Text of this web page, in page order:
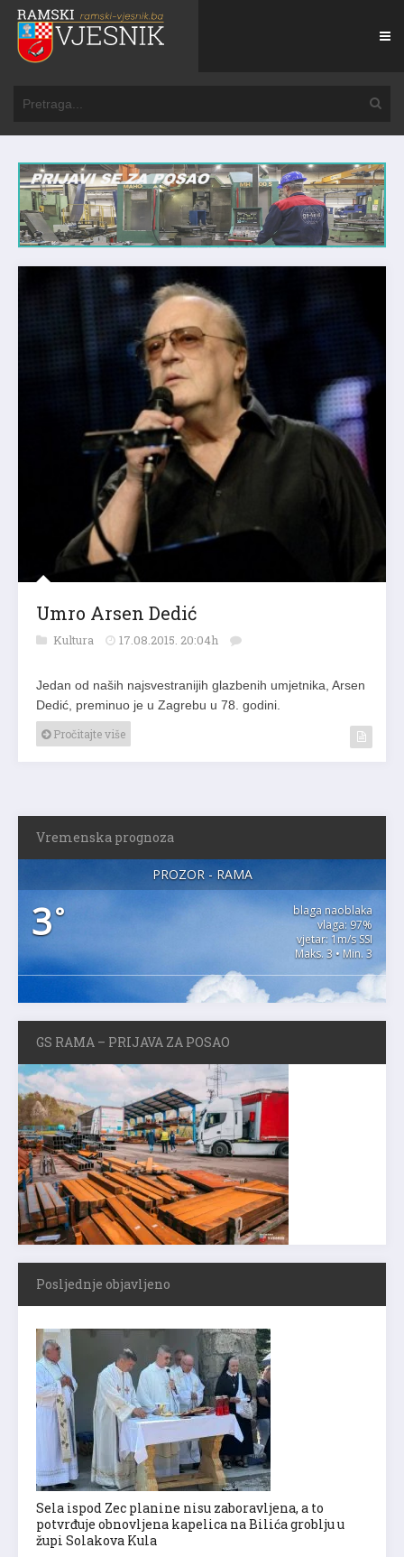
Umro Arsen Dedić
Kultura 17.08.2015. 20:04h
Jedan od naših najsvestranijih glazbenih umjetnika, Arsen
Dedić, preminuo je u Zagrebu u 78. godini.
Pročitajte više
Vremenska prognoza
PROZOR - RAMA
3°
blaga naoblaka
vlaga: 97%
vjetar: 1m/s SSI
Maks. 3 • Min. 3
GS RAMA – PRIJAVA ZA POSAO
Posljednje objavljeno
Sela ispod Zec planine nisu zaboravljena, a to
potvrđuje obnovljena kapelica na Bilića groblju u
župi Solakova Kula